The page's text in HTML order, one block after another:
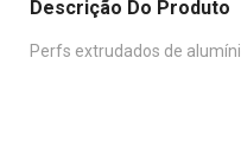
Descrição Do Produto
Perfs extrudados de